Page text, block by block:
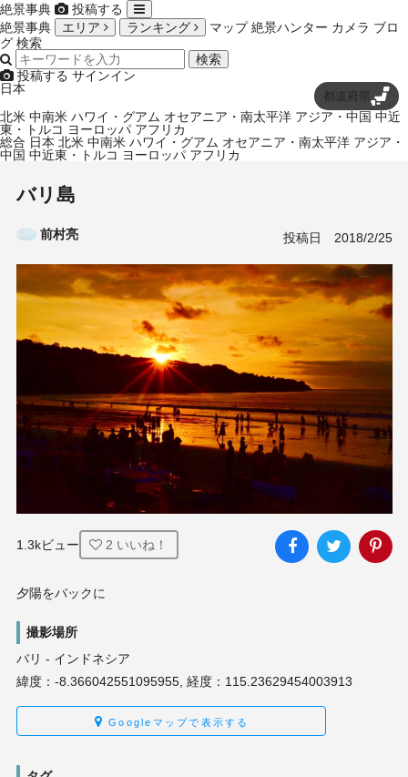
絶景事典
投稿する
絶景事典
エリア ランキング マップ 絶景ハンター カメラ ブロ
グ 検索
検索
投稿する サインイン
日本
都道府県
北米 中南米 ハワイ・グアム オセアニア・南太平洋 アジア・中国 中近
東・トルコ ヨーロッパ アフリカ
総合 日本 北米 中南米 ハワイ・グアム オセアニア・南太平洋 アジア・
中国 中近東・トルコ ヨーロッパ アフリカ
バリ島
前村亮 投稿日 2018/2/25
1.3kビュー 2 いいね！
夕陽をバックに
撮影場所
バリ - インドネシア
緯度：-8.366042551095955, 経度：115.23629454003913
Googleマップで表示する